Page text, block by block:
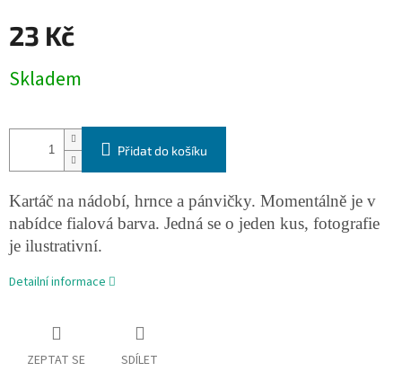
23 Kč
cena:
Skladem
Přidat do košíku
Kartáč na nádobí, hrnce a pánvičky. Momentálně je v
nabídce fialová barva. Jedná se o jeden kus, fotografie
je ilustrativní.
Detailní informace
ZEPTAT SE SDÍLET